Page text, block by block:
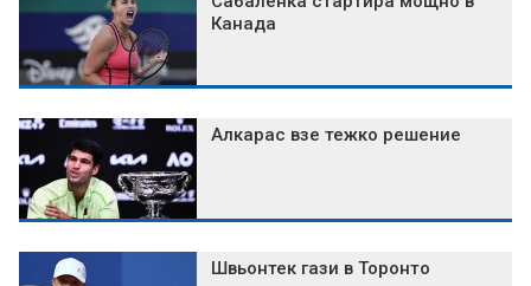
Канада
Алкарас взе тежко решение
Швьонтек гази в Торонто